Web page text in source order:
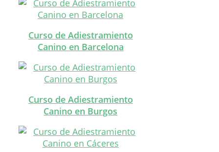
Curso de Adiestramiento
Canino en Barcelona
Curso de Adiestramiento
Canino en Burgos